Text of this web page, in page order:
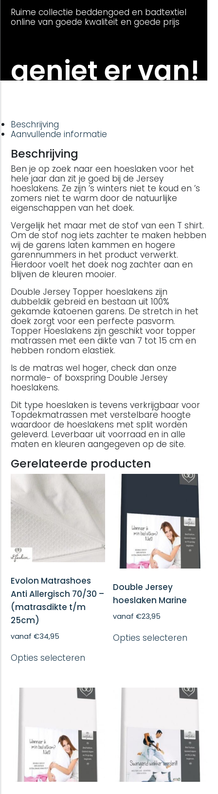
Ruime collectie beddengoed en badtextiel
online van goede kwaliteit en goede prijs
geniet er van!
Beschrijving
Aanvullende informatie
Beschrijving
Ben je op zoek naar een hoeslaken voor het
hele jaar dan zit je goed bij de Jersey
hoeslakens. Ze zijn ’s winters niet te koud en ’s
zomers niet te warm door de natuurlijke
eigenschappen van het doek.
Vergelijk het maar met de stof van een T shirt.
Om de stof nog iets zachter te maken hebben
wij de garens laten kammen en hogere
garennummers in het product verwerkt.
Hierdoor voelt het doek nog zachter aan en
blijven de kleuren mooier.
Double Jersey Topper hoeslakens zijn
dubbeldik gebreid en bestaan uit 100%
gekamde katoenen garens. De stretch in het
doek zorgt voor een perfecte pasvorm.
Topper Hoeslakens zijn geschikt voor topper
matrassen met een dikte van 7 tot 15 cm en
hebben rondom elastiek.
Is de matras wel hoger, check dan onze
normale- of boxspring Double Jersey
hoeslakens.
Dit type hoeslaken is tevens verkrijgbaar voor
Topdekmatrassen met verstelbare hoogte
waardoor de hoeslakens met split worden
geleverd. Leverbaar uit voorraad en in alle
maten en kleuren aangegeven op de site.
Gerelateerde producten
Evolon Matrashoes
Anti Allergisch 70/30 –
(matrasdikte t/m
25cm)
vanaf€34,95
Opties selecteren
variaties.
Deze
worden
op
de
productpagina
Double Jersey
hoeslaken Marine
vanaf€23,95
Opties selecteren
optie
kan
de